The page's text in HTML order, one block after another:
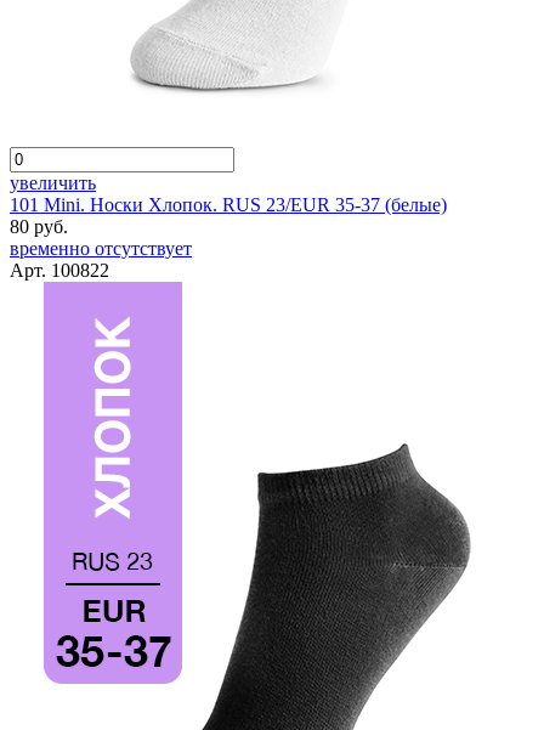
увеличить
101 Mini. Носки Хлопок. RUS 23/EUR 35-37 (белые)
80 руб.
временно отсутствует
Арт. 100822